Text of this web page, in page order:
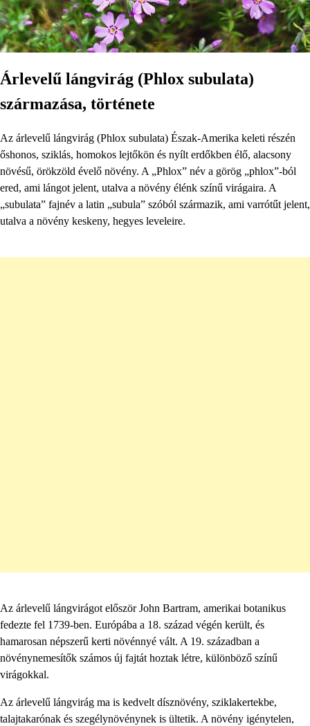
Árlevelű lángvirág (Phlox subulata)
származása, története
Az árlevelű lángvirág (Phlox subulata) Észak-Amerika keleti részén
őshonos, sziklás, homokos lejtőkön és nyílt erdőkben élő, alacsony
növésű, örökzöld évelő növény. A „Phlox” név a görög „phlox”-ból
ered, ami lángot jelent, utalva a növény élénk színű virágaira. A
„subulata” fajnév a latin „subula” szóból származik, ami varrótűt jelent,
utalva a növény keskeny, hegyes leveleire.
Az árlevelű lángvirágot először John Bartram, amerikai botanikus
fedezte fel 1739-ben. Európába a 18. század végén került, és
hamarosan népszerű kerti növénnyé vált. A 19. században a
növénynemesítők számos új fajtát hoztak létre, különböző színű
virágokkal.
Az árlevelű lángvirág ma is kedvelt dísznövény, sziklakertekbe,
talajtakarónak és szegélynövénynek is ültetik. A növény igénytelen,